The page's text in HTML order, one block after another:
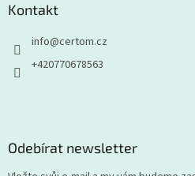
Kontakt
info@certom.cz
+420770678563
Odebírat newsletter